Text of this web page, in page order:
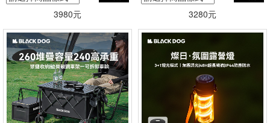
3980元
3280元